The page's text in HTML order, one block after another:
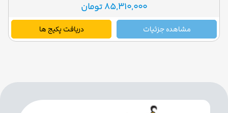
85,310,000 تومان
مشاهده جزئیات دریافت پکیج ها